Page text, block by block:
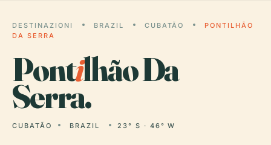
DESTINAZIONI BRAZIL CUBATÃO
PONTILHÃO
DA SERRA
Pontilhão Da
Serra.
CUBATÃO BRAZIL 23° S · 46° W